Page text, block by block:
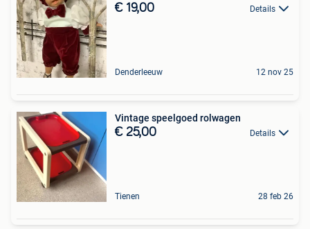
€ 19,00 Details
Denderleeuw 12 nov 25
Vintage speelgoed rolwagen
€ 25,00 Details
Tienen 28 feb 26